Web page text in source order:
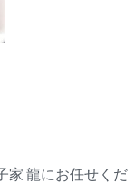
家 龍にお任せくだ